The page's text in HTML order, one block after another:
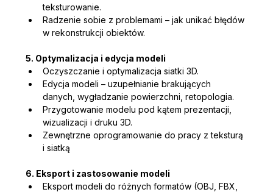
teksturowanie.
Radzenie sobie z problemami – jak unikać błędów
w rekonstrukcji obiektów.
5. Optymalizacja i edycja modeli
Oczyszczanie i optymalizacja siatki 3D.
Edycja modeli – uzupełnianie brakujących
danych, wygładzanie powierzchni, retopologia.
Przygotowanie modelu pod kątem prezentacji,
wizualizacji i druku 3D.
Zewnętrzne oprogramowanie do pracy z teksturą
i siatką
6. Eksport i zastosowanie modeli
Eksport modeli do różnych formatów (OBJ, FBX,